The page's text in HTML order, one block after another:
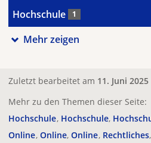
Hochschule 1
Mehr zeigen
Zuletzt bearbeitet am 11. Juni 2025
Mehr zu den Themen dieser Seite:
Hochschule Hochschule
Online Online Online Rechtliches